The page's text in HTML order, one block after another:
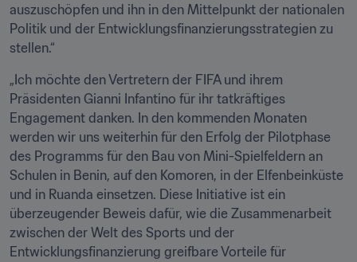
auszuschöpfen und ihn in den Mittelpunkt der nationalen
Politik und der Entwicklungsfinanzierungsstrategien zu
stellen.“
„Ich möchte den Vertretern der FIFA und ihrem
Präsidenten Gianni Infantino für ihr tatkräftiges
Engagement danken. In den kommenden Monaten
werden wir uns weiterhin für den Erfolg der Pilotphase
des Programms für den Bau von Mini-Spielfeldern an
Schulen in Benin, auf den Komoren, in der Elfenbeinküste
und in Ruanda einsetzen. Diese Initiative ist ein
überzeugender Beweis dafür, wie die Zusammenarbeit
zwischen der Welt des Sports und der
Entwicklungsfinanzierung greifbare Vorteile für